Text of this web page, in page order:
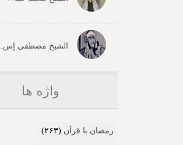
الشیخ مصطفی إس...
واژه ها
رمضان با قرآن (۲۶۳)